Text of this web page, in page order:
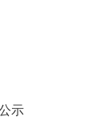
示